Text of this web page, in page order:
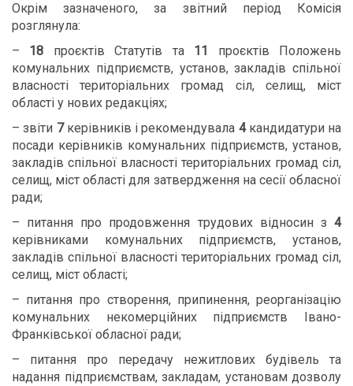
Окрім зазначеного, за звітний період Комісія
розглянула:
– 18 проєктів Статутів та 11 проєктів Положень
комунальних підприємств, установ, закладів спільної
власності територіальних громад сіл, селищ, міст
області у нових редакціях;
– звіти 7керівників і рекомендувала 4кандидатури на
посади керівників комунальних підприємств, установ,
закладів спільної власності територіальних громад сіл,
селищ, міст області для затвердження на сесії обласної
ради;
– питання про продовження трудових відносин з 4
керівниками комунальних підприємств, установ,
закладів спільної власності територіальних громад сіл,
селищ, міст області;
– питання про створення, припинення, реорганізацію
комунальних некомерційних підприємств Івано-
Франківської обласної ради;
– питання про передачу нежитлових будівель та
надання підприємствам, закладам, установам дозволу